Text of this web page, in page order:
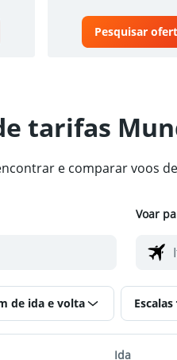
Pesquisar
tarifas
e comparar voos
Voar
de ida e volta Escalas
Ida